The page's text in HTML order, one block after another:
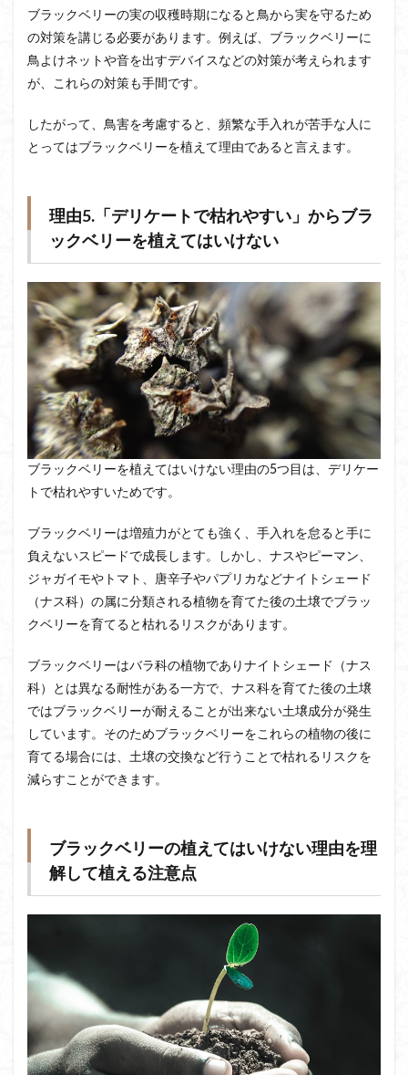
ブラックベリーの実の収穫時期になると鳥から実を守るため
の対策を講じる必要があります。例えば、ブラックベリーに
鳥よけネットや音を出すデバイスなどの対策が考えられます
が、これらの対策も手間です。
したがって、鳥害を考慮すると、頻繁な手入れが苦手な人に
とってはブラックベリーを植えて理由であると言えます。
理由5.「デリケートで枯れやすい」からブラ
ックベリーを植えてはいけない
ブラックベリーを植えてはいけない理由の5つ目は、デリケー
トで枯れやすいためです。
ブラックベリーは増殖力がとても強く、手入れを怠ると手に
負えないスピードで成長します。しかし、ナスやピーマン、
ジャガイモやトマト、唐辛子やパプリカなどナイトシェード
（ナス科）の属に分類される植物を育てた後の土壌でブラッ
クベリーを育てると枯れるリスクがあります。
ブラックベリーはバラ科の植物でありナイトシェード（ナス
科）とは異なる耐性がある一方で、ナス科を育てた後の土壌
ではブラックベリーが耐えることが出来ない土壌成分が発生
しています。そのためブラックベリーをこれらの植物の後に
育てる場合には、土壌の交換など行うことで枯れるリスクを
減らすことができます。
ブラックベリーの植えてはいけない理由を理
解して植える注意点